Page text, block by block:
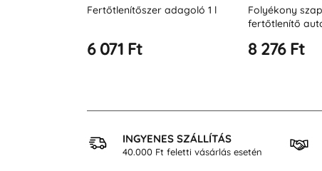
Folyékony szappan és
8 276 Ft
Automata
adagoló 350 ml
14 418 Ft
INGYENES SZÁLLÍTÁS
40.000 Ft feletti vásárlás esetén